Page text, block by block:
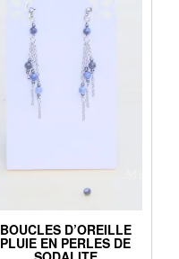
BOUCLES D’OREILLE
PLUIE EN PERLES DE